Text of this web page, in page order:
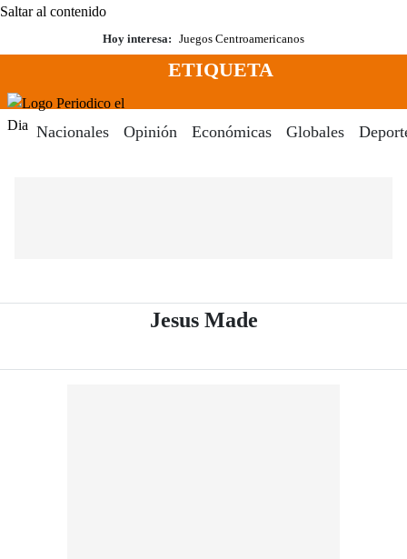
Saltar al contenido
Hoy interesa: Juegos Centroamericanos
Menú
ETIQUETA
Nacionales Opinión Económicas Globales
Jesus Made- Periódico El